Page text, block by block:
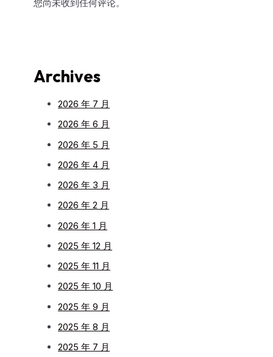
您尚未收到任何评论。
Archives
2026 年 7 月
2026 年 6 月
2026 年 5 月
2026 年 4 月
2026 年 3 月
2026 年 2 月
2026 年 1 月
2025 年 12 月
2025 年 11 月
2025 年 10 月
2025 年 9 月
2025 年 8 月
2025 年 7 月